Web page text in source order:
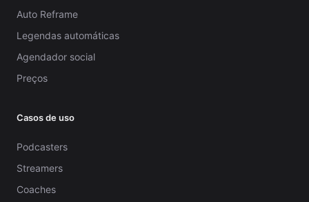
Auto Reframe
Legendas automáticas
Agendador social
Preços
Casos de uso
Podcasters
Streamers
Coaches